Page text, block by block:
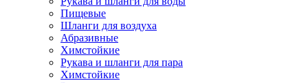
Пищевые
Шланги для воздуха
Абразивные
Химстойкие
Рукава и шланги для пара
Химстойкие